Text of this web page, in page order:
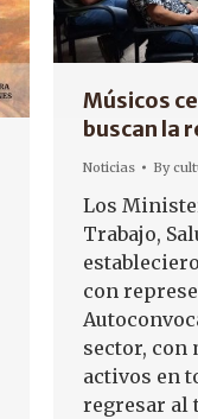
Músicos
buscan la
Noticias By
Los
Trabajo,
con
sector, con
activos en
regresar al